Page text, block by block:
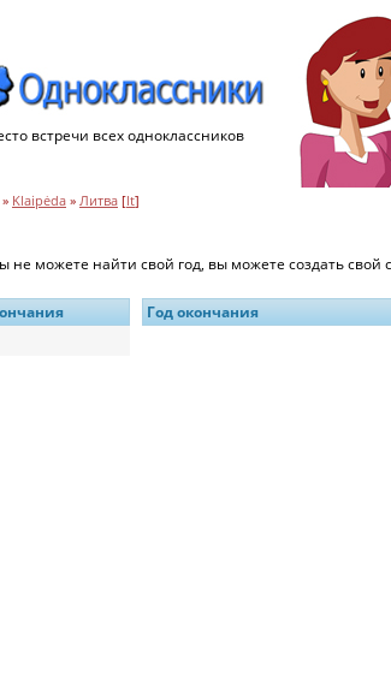
встречи всех одноклассников
» Klaipėda » Литва [lt]
не можете найти свой год, вы можете создать свой
Год окончания